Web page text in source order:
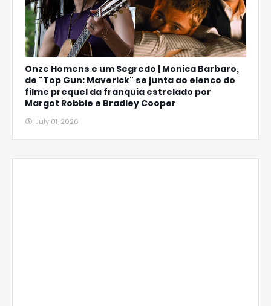
Onze Homens e um Segredo | Monica Barbaro,
de "Top Gun: Maverick" se junta ao elenco do
filme prequel da franquia estrelado por
Margot Robbie e Bradley Cooper
July 01, 2026